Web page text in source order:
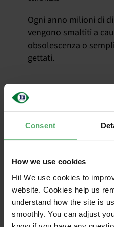
Consent
How we use cookies
Hi! We use cookies to
website. Cookies help us
understand how the site is
smoothly. You can adjust
Ogni anno milioni di
vengono smaltiti a
obsolescenza o
gettati.
Webinar
demand:
circolare
2035